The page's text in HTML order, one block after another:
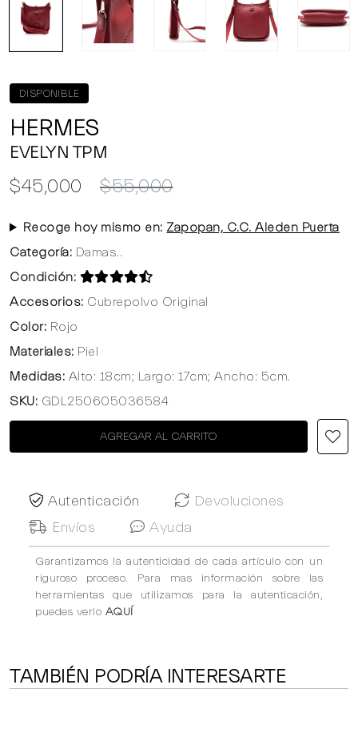
DISPONIBLE
HERMES
EVELYN TPM
$45,000 $55,000
Recoge hoy mismo en: Zapopan, C.C. Aleden Puerta
Categoría: Damas..
Condición:
Accesorios: Cubrepolvo Original
Color: Rojo
Materiales: Piel
Medidas: Alto: 18cm; Largo: 17cm; Ancho: 5cm.
SKU: GDL250605036584
AGREGAR AL CARRITO
Autenticación
Devoluciones
Envíos
Ayuda
Garantizamos la autenticidad de cada artículo con un
riguroso proceso. Para mas información sobre las
herramientas que utilizamos para la autenticación,
puedes verlo AQUÍ
TAMBIÉN PODRÍA INTERESARTE